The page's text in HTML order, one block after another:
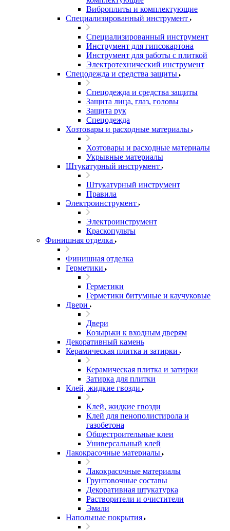
Виброплиты и комплектующие
Специализированный инструмент
Специализированный инструмент
Инструмент для гипсокартона
Инструмент для работы с плиткой
Электротехнический инструмент
Спецодежда и средства защиты
Спецодежда и средства защиты
Защита лица, глаз, головы
Защита рук
Спецодежда
Хозтовары и расходные материалы
Хозтовары и расходные материалы
Укрывные материалы
Штукатурный инструмент
Штукатурный инструмент
Правила
Электроинструмент
Электроинструмент
Краскопульты
Финишная отделка
Финишная отделка
Герметики
Герметики
Герметики битумные и каучуковые
Двери
Двери
Козырьки к входным дверям
Декоративный камень
Керамическая плитка и затирки
Керамическая плитка и затирки
Затирка для плитки
Клей, жидкие гвозди
Клей, жидкие гвозди
Клей для пенополистирола и
газобетона
Общестроительные клеи
Универсальный клей
Лакокрасочные материалы
Лакокрасочные материалы
Грунтовочные составы
Декоративная штукатурка
Растворители и очистители
Эмали
Напольные покрытия